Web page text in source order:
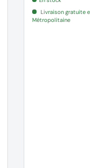
950 043)
Livraison gratuite
Métropolitaine